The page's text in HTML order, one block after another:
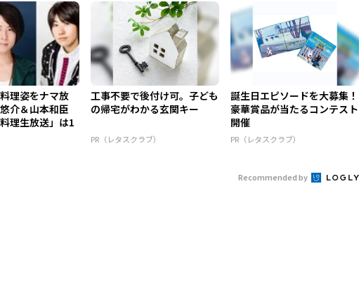
理姿をナマ放
介＆山本和臣
理生放送」は1
工事不要で後付け可。子ども
の帰宅がわかる玄関キー
PR（レタスクラブ）
誕生日エピソードを大募集！
豪華賞品が当たるコンテスト
開催
PR（レタスクラブ）
Recommended by